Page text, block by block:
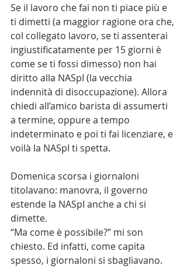
Se il lavoro che fai non ti piace più e
ti dimetti (a maggior ragione ora che,
col collegato lavoro, se ti assenterai
ingiustificatamente per 15 giorni è
come se ti fossi dimesso) non hai
diritto alla NASpI (la vecchia
indennità di disoccupazione). Allora
chiedi all’amico barista di assumerti
a termine, oppure a tempo
indeterminato e poi ti fai licenziare, e
voilà la NASpI ti spetta.
Domenica scorsa i giornaloni
titolavano: manovra, il governo
estende la NASpI anche a chi si
dimette.
“Ma come è possibile?” mi son
chiesto. Ed infatti, come capita
spesso, i giornaloni si sbagliavano.